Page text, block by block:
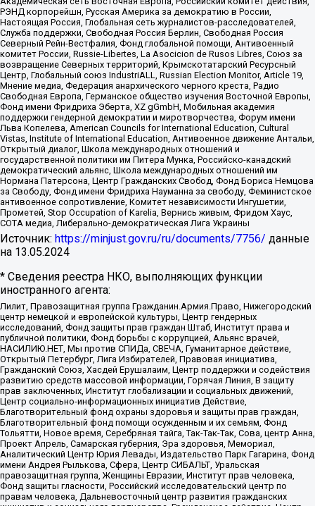
РЭНД корпорейшн, Русская Америка за демократию в России,
Настоящая Россия, Глобальная сеть журналистов-расследователей,
Служба поддержки, Свободная Россия Берлин, Свободная Россия
Северный Рейн-Вестфалия, Фонд глобальной помощи, Антивоенный
комитет России, Russie-Libertes, La Asocicion de Rusos Libres, Союз за
возвращение Северных территорий, Крымскотатарский Ресурсный
Центр, Глобальный союз IndustriALL, Russian Election Monitor, Article 19,
Мнение медиа, Федерация анархического черного креста, Радио
Свободная Европа, Германское общество изучения Восточной Европы,
Фонд имени Фридриха Эберта, XZ gGmbH, Мобильная академия
поддержки гендерной демократии и миротворчества, Форум имени
Льва Копелева, American Councils for International Education, Cultural
Vistas, Institute of International Education, Антивоенное движение Антальи,
Открытый диалог, Школа международных отношений и
государственной политики им Питера Мунка, Российско-канадский
демократический альянс, Школа международных отношений им
Нормана Патерсона, Центр Гражданских Свобод, Фонд Бориса Немцова
за Свободу, Фонд имени Фридриха Науманна за свободу, Феминистское
антивоенное сопротивление, Комитет независимости Ингушетии,
Прометей, Stop Occupation of Karelia, Вернись живым, Фридом Хаус,
СОТА медиа, Либерально-демократическая Лига Украины
Источник: https://minjust.gov.ru/ru/documents/7756/ данные
на 13.05.2024
* Сведения реестра НКО, выполняющих функции
иностранного агента:
Лилит, Правозащитная группа Гражданин.Армия.Право, Нижегородский
центр немецкой и европейской культуры, Центр гендерных
исследований, Фонд защиты прав граждан Штаб, Институт права и
публичной политики, Фонд борьбы с коррупцией, Альянс врачей,
НАСИЛИЮ.НЕТ, Мы против СПИДа, СВЕЧА, Гуманитарное действие,
Открытый Петербург, Лига Избирателей, Правовая инициатива,
Гражданский Союз, Хасдей Ерушалаим, Центр поддержки и содействия
развитию средств массовой информации, Горячая Линия, В защиту
прав заключенных, Институт глобализации и социальных движений,
Центр социально-информационных инициатив Действие,
Благотворительный фонд охраны здоровья и защиты прав граждан,
Благотворительный фонд помощи осужденным и их семьям, Фонд
Тольятти, Новое время, Серебряная тайга, Так-Так-Так, Сова, центр Анна,
Проект Апрель, Самарская губерния, Эра здоровья, Мемориал,
Аналитический Центр Юрия Левады, Издательство Парк Гагарина, Фонд
имени Андрея Рылькова, Сфера, Центр СИБАЛЬТ, Уральская
правозащитная группа, Женщины Евразии, Институт прав человека,
Фонд защиты гласности, Российский исследовательский центр по
правам человека, Дальневосточный центр развития гражданских